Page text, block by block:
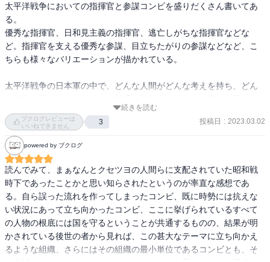
太平洋戦争においての指揮官と参謀コンビを盛りだくさん書いてあ
る。
優秀な指揮官、日和見主義の指揮官、逃亡しがちな指揮官などな
ど。指揮官を支える優秀な参謀、目立ちたがりの参謀などなど、こ
ちらも様々なバリエーションが描かれている。
太平洋戦争の日本軍の中で、どんな人間がどんな考えを持ち、どん
戦争というものを学べる良本。
圧巻は最終章「天皇と大元帥」だ。
昭和天皇が天皇としての側面と日本軍の大元帥との側面を持ち、そ
の二面性がどのように戦局に左右していったかが描かれている。戦
時の中の天皇のお考えや発言も時系列に沿って描かれていて、とて
も興味深かった。
太平洋戦争に造詣の深い半藤一利氏の本。意外と難しくなく読みや
すい。
歴史に学ばねば、と常日頃思う知識欲を満たしてくれた。
続きを読む
ブクログレビューは
いいねできません
3 投稿日 : 2023.03.02
powered by ブクログ
読んでみて、まぁなんとクセツヨの人間らに支配されていた昭和戦
時下であったことかと思い知らされたというのが率直な感想であ
る。自ら誤った流れを作ってしまったコンビ、既に時勢には抗えな
い状況にあって立ち向かったコンビ、ここに挙げられているすべて
の人物の根底には国を守るということが共通するものの、結果が明
かされている後世の者から見れば、この甚大なテーマに立ち向かえ
るような組織、さらにはその組織の最小単位であるコンビとも、そ